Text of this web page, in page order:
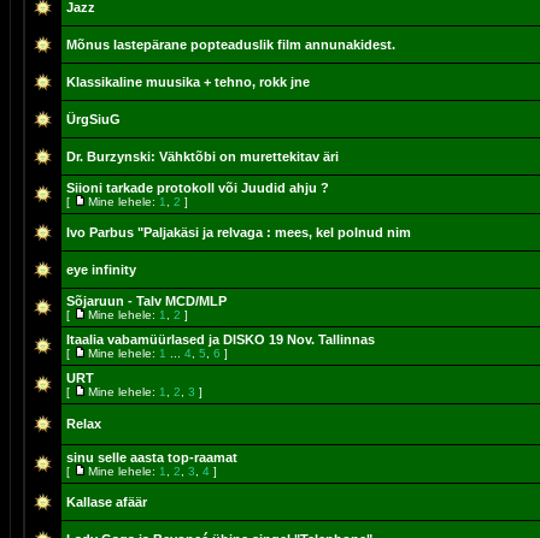
Jazz
Mõnus lastepärane popteaduslik film annunakidest.
Klassikaline muusika + tehno, rokk jne
ÜrgSiuG
Dr. Burzynski: Vähktõbi on murettekitav äri
Siioni tarkade protokoll või Juudid ahju ?
[ Mine lehele: 1 2 ]
Ivo Parbus "Paljakäsi ja relvaga : mees, kel polnud nim
eye infinity
Sõjaruun - Talv MCD/MLP
[ Mine lehele: 1 2 ]
Itaalia vabamüürlased ja DISKO 19 Nov. Tallinnas
[ Mine lehele: 1 4 5 6 ]
URT
[ Mine lehele: 1 2 3 ]
Relax
sinu selle aasta top-raamat
[ Mine lehele: 1 2 3 4 ]
Kallase afäär